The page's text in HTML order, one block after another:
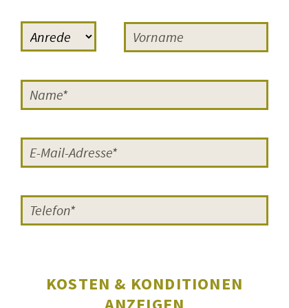
Regisseurin Cornelia Grünberg,
die häufig bei FILMERNST zu Gast
Moderator Sven-Ole Knuth. Er hat
die Schüler und Schülerinnen sehr
künstlerischer Dokumentarfilm als
auch in die Problematik der Teen-
Moms. Ich muss sagen, dass dasdie
besten Moderationen
ich auf meiner Reise mit ›Vierzehn‹
Zum anderen derRegisseur Bernd
KOSTEN & KONDITIONEN